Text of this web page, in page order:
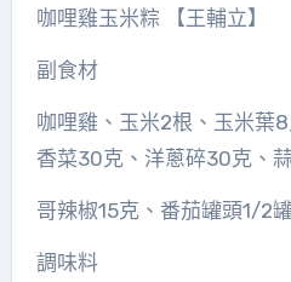
咖哩雞玉米粽 【王輔立】
副食材
咖哩雞、玉米2根、玉米葉
香菜30克、洋蔥碎30克、
哥辣椒15克、番茄罐頭1/2
調味料